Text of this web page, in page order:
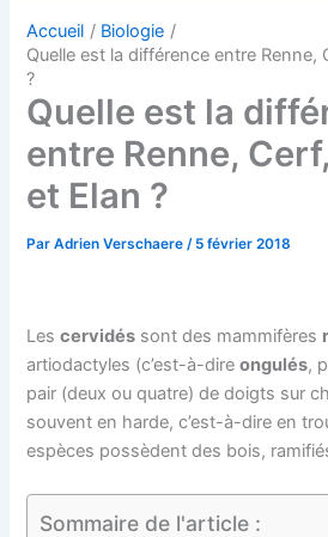
Accueil
Biologie
Quelle est la différence entre Renne,
?
Quelle est la
entre Renne,
et Elan ?
ParAdrien Verschaere/ 5 février 2018
Lescervidés sont des mammifères
artiodactyles (c’est-à-direongulés,
pair (deux ou quatre) de doigts sur
souvent en harde, c’est-à-dire en
espèces possèdent des bois,
Sommaire de l'article :